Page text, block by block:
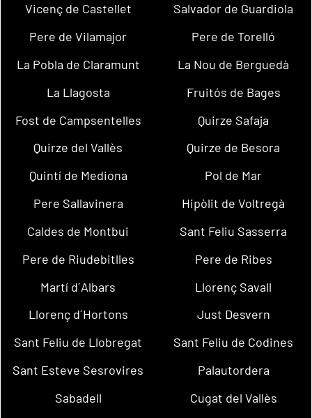
Vicenç de Castellet
Salvador de Guardiola
Pere de Vilamajor
Pere de Torelló
La Pobla de Claramunt
La Nou de Berguedà
La Llagosta
Fruitós de Bages
Fost de Campsentelles
Quirze Safaja
Quirze del Vallès
Quirze de Besora
Quintí de Mediona
Pol de Mar
Pere Sallavinera
Hipòlit de Voltregà
Caldes de Montbui
Sant Feliu Sasserra
Pere de Riudebitlles
Pere de Ribes
Martí d´Albars
Llorenç Savall
Llorenç d´Hortons
Just Desvern
Sant Feliu de Llobregat
Sant Feliu de Codines
Sant Esteve Sesrovires
Palautordera
Sabadell
Cugat del Vallès